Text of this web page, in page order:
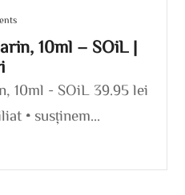
10ml – SOiL |
10ml - SOiL 39.95 lei
• susținem...